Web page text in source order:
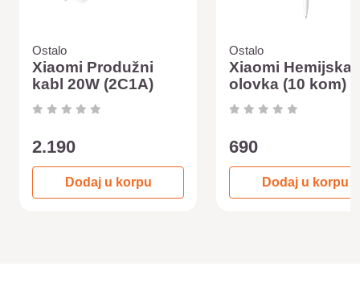
Ostalo
Xiaomi Produžni
kabl 20W (2C1A)
2.190
Dodaj u korpu
Ostalo
Xiaomi Hemijska
olovka (10 kom)
690
Dodaj u korpu